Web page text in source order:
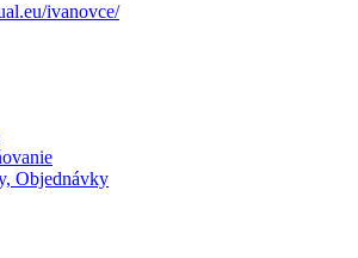
ivanovce/
Objednávky